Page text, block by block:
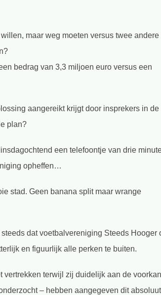
maar weg moeten versus twee andere
bedrag van 3,3 miljoen euro versus een
aangereikt krijgt door insprekers in de
plan?
een telefoontje van drie
opheffen…
stad. Geen banana split maar wrange
dat voetbalvereniging Steeds Hooger
en figuurlijk alle perken te buiten.
vertrekken terwijl zij duidelijk aan de
– hebben aangegeven dit absoluut